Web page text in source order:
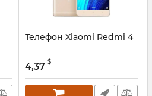
Телефон Xiaomi Redmi 4
4,37 $